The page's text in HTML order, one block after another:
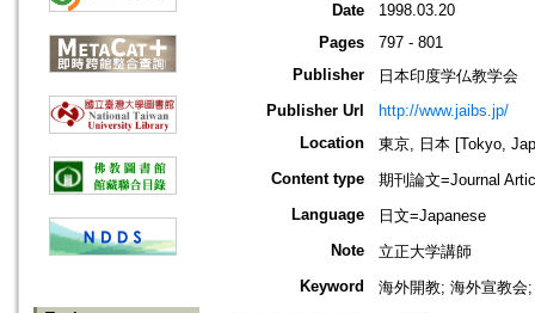
Date
1998.03.20
Pages
797 - 801
Publisher
日本印度学仏教学会
Publisher Url
http://www.jaibs.jp/
Location
東京, 日本 [Tokyo,
Content type
期刊論文=Journal
Language
日文=Japanese
Note
立正大学講師
Keyword
海外開教; 海外宣教会